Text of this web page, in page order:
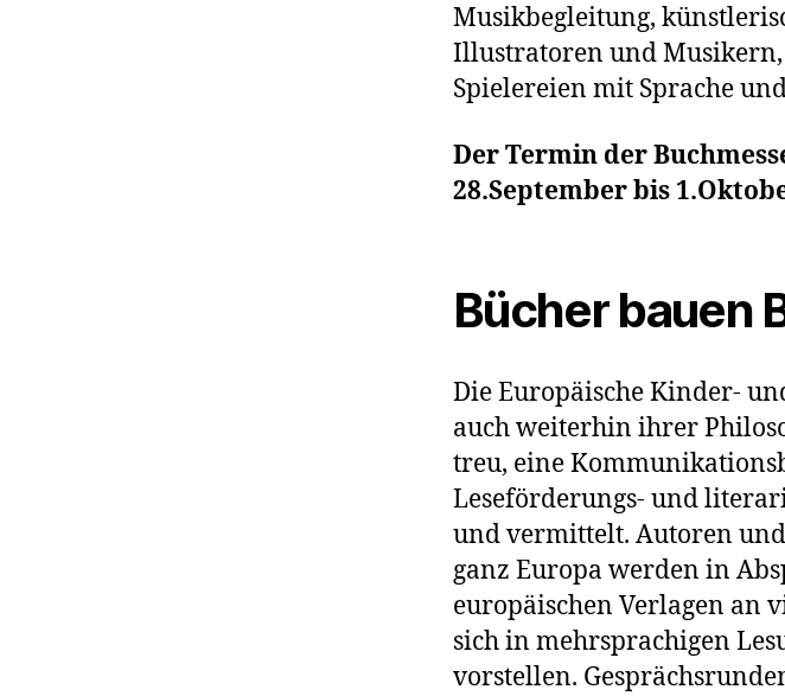
Musikbegleitung,
Illustratoren und
Spielereien mit Sprache
Der Termin der
28.September bis
Bücher bauen
Die Europäische Kinder-
auch weiterhin ihrer
treu, eine
Leseförderungs- und
und vermittelt. Autoren
ganz Europa werden in
europäischen Verlagen an
sich in mehrsprachigen
vorstellen.